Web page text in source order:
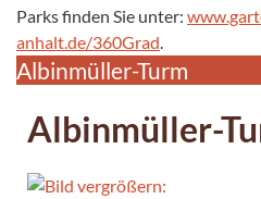
Parks finden Sie unter:
anhalt.de/360Grad
Albinmüller-Turm
Albinmüller-